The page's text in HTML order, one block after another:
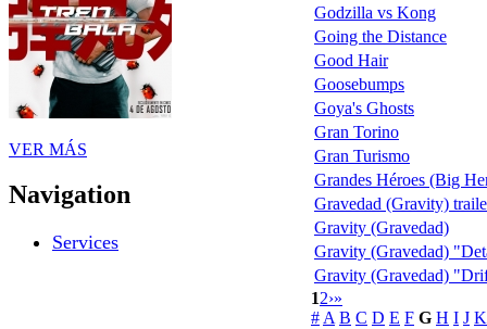
VER MÁS
Navigation
Services
Godzilla vs Kong
Going the Distance
Good Hair
Goosebumps
Goya's Ghosts
Gran Torino
Gran Turismo
Grandes Héroes (Big
Gravedad (Gravity)
Gravity (Gravedad)
Gravity (Gravedad)
Gravity (Gravedad)
12›»
# A B C D E F G H I J K